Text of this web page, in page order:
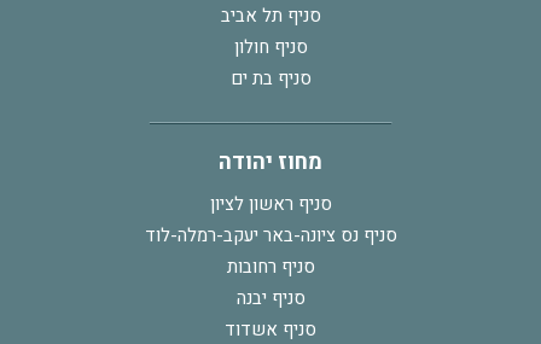
סניף תל אביב
סניף חולון
סניף בת ים
מחוז יהודה
סניף ראשון לציון
סניף נס ציונה-באר יעקב-רמלה-לוד
סניף רחובות
סניף יבנה
סניף אשדוד